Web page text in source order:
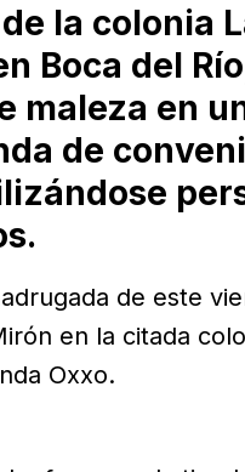
la colonia
Boca del
maleza en
de
de este
en la citada
Oxxo.